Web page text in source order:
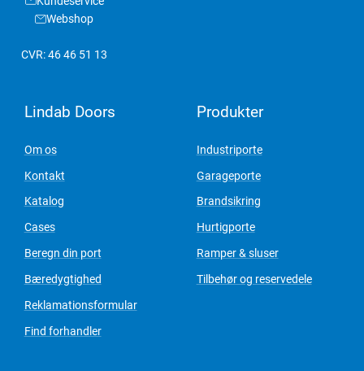
Webshop
CVR: 46 46 51 13
Lindab Doors
Om os
Kontakt
Katalog
Cases
Beregn din port
Bæredygtighed
Reklamationsformular
Find forhandler
Produkter
Industriporte
Garageporte
Brandsikring
Hurtigporte
Ramper & sluser
Tilbehør og reservedele